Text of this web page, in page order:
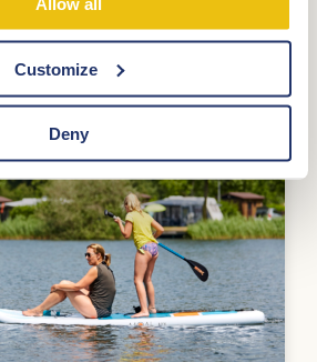
Customize
Deny